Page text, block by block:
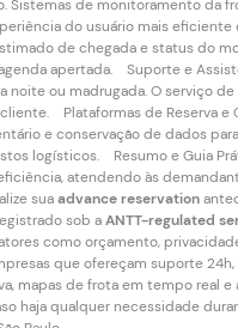
Sistemas de monitoramento da
do usuário mais
de chegada e status do
apertada. Suporte e
noite ou madrugada. O serviço
Plataformas de Reserva
e conservação de dados
logísticos. Resumo e Guia
atendendo às
suaadvance reservation
sob aANTT-regulated
como orçamento,
que ofereçam suporte
mapas de frota em tempo real
haja qualquer necessidade